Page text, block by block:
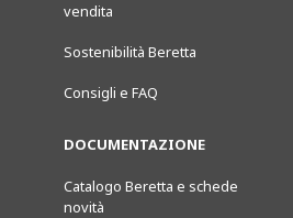
vendita
Sostenibilità Beretta
Consigli e FAQ
DOCUMENTAZIONE
Catalogo Beretta e schede
novità